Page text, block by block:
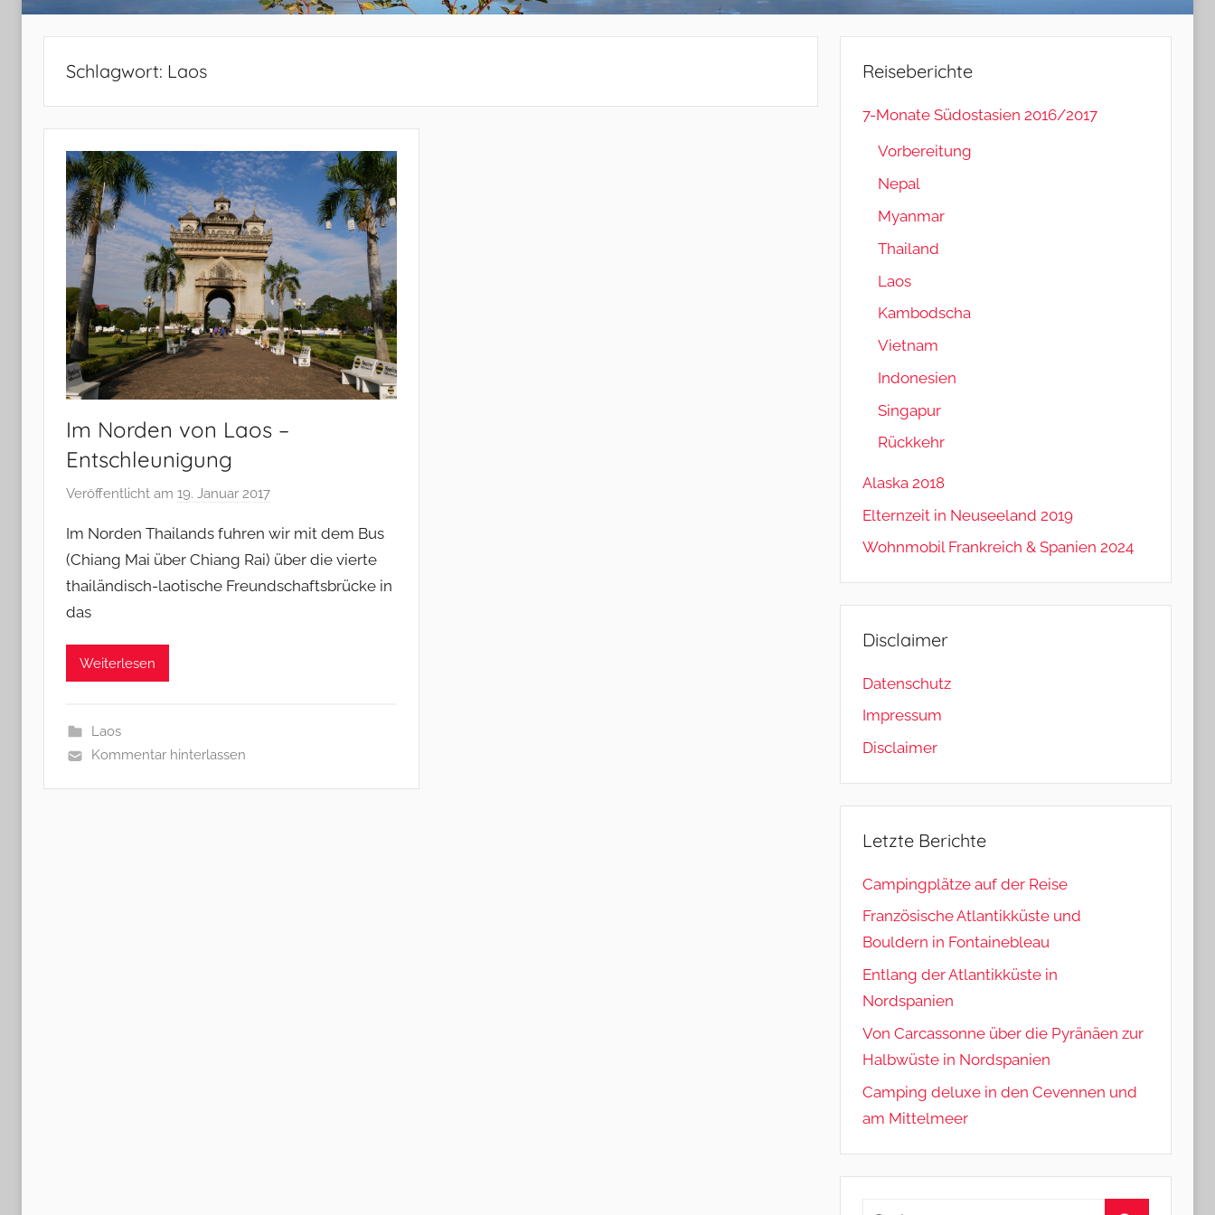
Schlagwort: Laos
Im Norden von Laos –
Entschleunigung
Veröffentlicht am 19. Januar 2017
n
M
i
Im Norden Thailands fuhren wir mit dem Bus
(Chiang Mai über Chiang Rai) über die vierte
thailändisch-laotische Freundschaftsbrücke in
das
Weiterlesen
Laos
Kommentar hinterlassen
Reiseberichte
7-Monate Südostasien 2016/2017
Vorbereitung
Nepal
Myanmar
Thailand
Laos
Kambodscha
Vietnam
Indonesien
Singapur
Rückkehr
Alaska 2018
Elternzeit in Neuseeland 2019
Wohnmobil Frankreich & Spanien 2024
Disclaimer
Datenschutz
Impressum
Disclaimer
Letzte Berichte
Campingplätze auf der Reise
Französische Atlantikküste und
Bouldern in Fontainebleau
Entlang der Atlantikküste in
Nordspanien
Von Carcassonne über die Pyränäen zur
Halbwüste in Nordspanien
Camping deluxe in den Cevennen und
am Mittelmeer
Suchen